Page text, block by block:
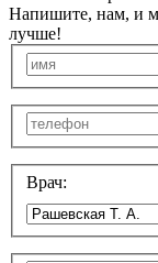
Напишите, нам, и
лучше!
Врач: